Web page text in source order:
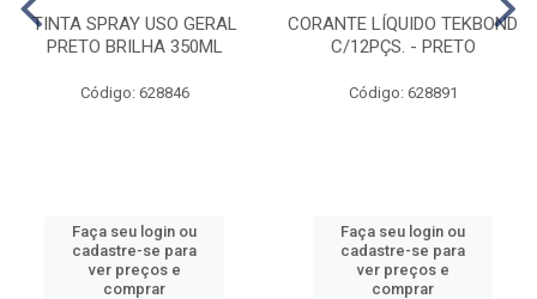
TINTA SPRAY USO GERAL
PRETO BRILHA 350ML
Código: 628846
Faça seu login ou
cadastre-se para
ver preços e
comprar
CORANTE LÍQUIDO TEKBOND
C/12PÇS. - PRETO
Código: 628891
Faça seu login ou
cadastre-se para
ver preços e
comprar